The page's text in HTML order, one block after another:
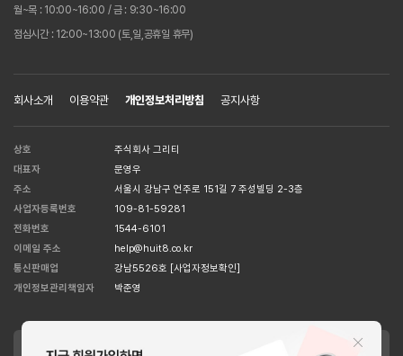
월~목 : 10:00~16:00 / 금 : 9:30~16:00
점심시간 : 12:00~13:00 (토,일,공휴일 휴무)
회사소개 이용약관 개인정보처리방침 공지사항
상호
주식회사 그리티
대표자
문영우
주소
서울시 강남구 언주로 151길 7 주성빌딩 2-3층
사업자등록번호
109-81-59281
전화번호
1544-6101
이메일 주소
help@huit8.co.kr
통신판매업
강남5526호 [사업자정보확인]
개인정보관리책임자
박준영
APPLE STORE